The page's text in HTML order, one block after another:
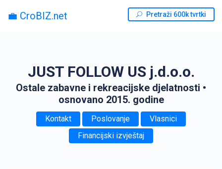
💼 CroBIZ.net Pretraži 600k tvrtki
JUST FOLLOW US j.d.o.o.
Ostale zabavne i rekreacijske djelatnosti •
osnovano 2015. godine
Kontakt Poslovanje
Vlasnici
Financijski izvještaj